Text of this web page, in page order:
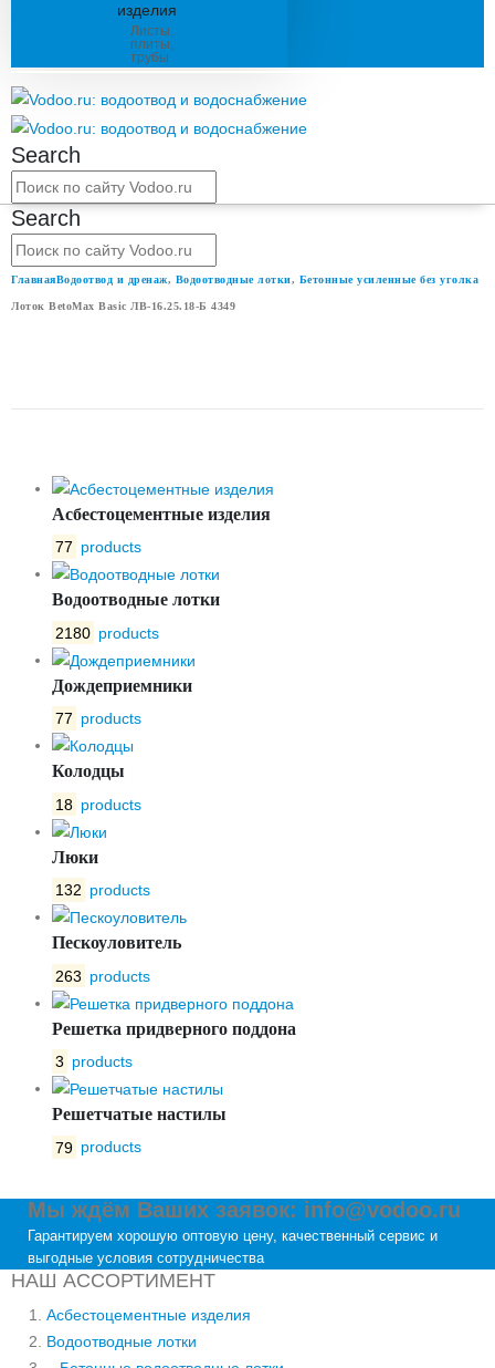
изделия
Листы,
плиты,
трубы
Search
Search
ГлавнаяВодоотвод и дренаж, Водоотводные лотки, Бетонные усиленные без уголка
Лоток BetoMax Basic ЛВ-16.25.18-Б 4349
Асбестоцементные изделия
77 products
Водоотводные лотки
2180 products
Дождеприемники
77 products
Колодцы
18 products
Люки
132 products
Пескоуловитель
263 products
Решетка придверного поддона
3 products
Решетчатые настилы
79 products
Мы ждём Ваших заявок: info@vodoo.ru
Гарантируем хорошую оптовую цену, качественный сервис и
выгодные условия сотрудничества
НАШ АССОРТИМЕНТ
Асбестоцементные изделия
Водоотводные лотки